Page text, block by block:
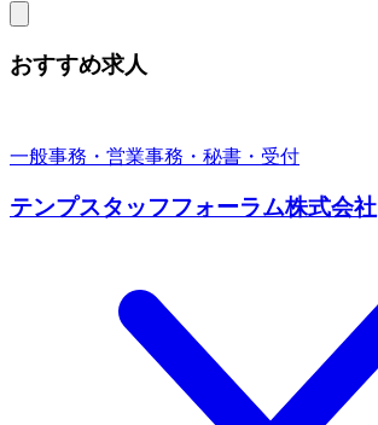
おすすめ求人
一般事務・営業事務・秘書・受付
テンプスタッフフォーラム株式会社